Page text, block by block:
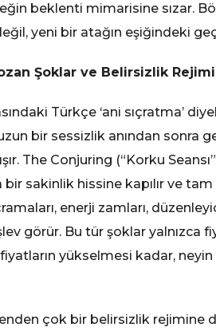
beklenti mimarisine sızar.
yeni bir atağın eşiğindeki
Şoklar ve Belirsizlik Rejimi
Türkçe ‘ani sıçratma’
bir sessizlik anından sonra
The Conjuring (“Korku
bir sakinlik hissine kapılır ve
enerji zamları,
görür. Bu tür şoklar yalnızca
fiyatların yükselmesi kadar,
çok bir belirsizlik rejimine